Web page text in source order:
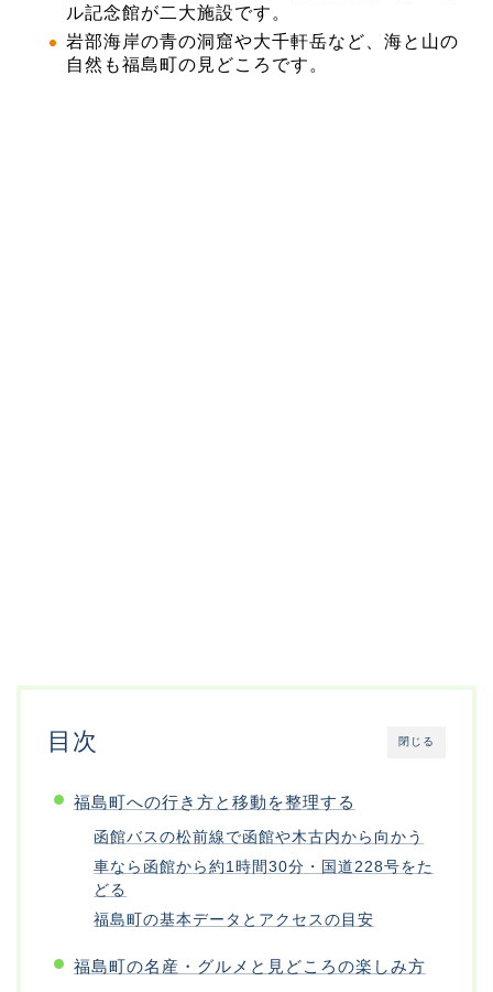
ル記念館が二大施設です。
岩部海岸の青の洞窟や大千軒岳など、海と山の
自然も福島町の見どころです。
閉じる
目次
福島町への行き方と移動を整理する
函館バスの松前線で函館や木古内から向かう
車なら函館から約1時間30分・国道228号をた
どる
福島町の基本データとアクセスの目安
福島町の名産・グルメと見どころの楽しみ方